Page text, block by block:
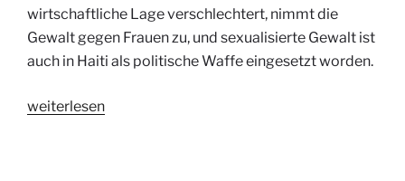
wirtschaftliche Lage verschlechtert, nimmt die
Gewalt gegen Frauen zu, und sexualisierte Gewalt ist
auch in Haiti als politische Waffe eingesetzt worden.
„Gewalt
weiterlesen